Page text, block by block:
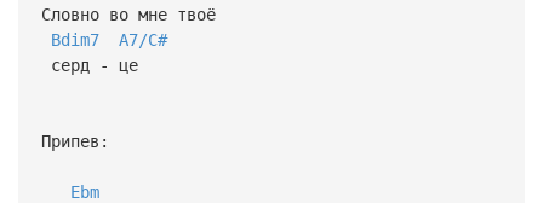
Словно во мне твоё
Bdim7
A7/C#
серд - це
Припев:
Ebm